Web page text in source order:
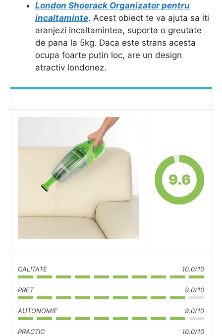
London Shoerack Organizator pentru
incaltaminte. Acest obiect te va ajuta sa iti
aranjezi incaltamintea, suporta o greutate
de pana la 5kg. Daca este strans acesta
ocupa foarte putin loc, are un design
atractiv londonez.
9.6
CALITATE 10.0/10
PRET 9.0/10
AUTONOMIE 9.0/10
PRACTIC 10.0/10